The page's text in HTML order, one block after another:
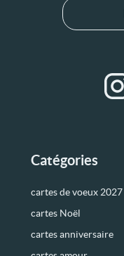
Catégories
cartes de voeux 2027
cartes Noël
cartes anniversaire